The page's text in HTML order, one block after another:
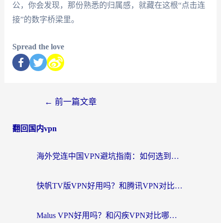
公，你会发现，那份熟悉的归属感，就藏在这根“点击连
接”的数字桥梁里。
Spread the love
← 前一篇文章
翻回国内vpn
海外党连中国VPN避坑指南：如何选到真正能无缝刷国内资源的加速器？
快帆TV版VPN好用吗？和腾讯VPN对比哪个回国效果更好？海外党必看的真实体验指南
Malus VPN好用吗？和闪疾VPN对比哪个回国效果更好？海外华人的实用避坑指南